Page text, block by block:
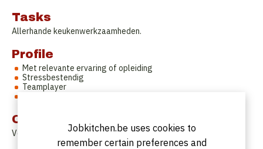
Tasks
Allerhande keukenwerkzaamheden.
Profile
Met relevante ervaring of opleiding
Stressbestendig
Teamplayer
Offer
Voltijds contract.Jobkitchen.be uses cookies to
remember certain preferences and